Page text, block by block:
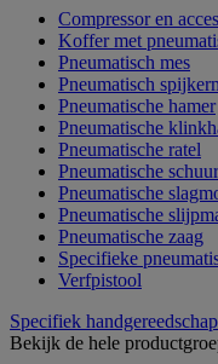
Compressor en
Koffer met
Pneumatisch mes
Pneumatisch
Pneumatische hamer
Pneumatische
Pneumatische ratel
Pneumatische
Pneumatische
Pneumatische
Pneumatische zaag
Specifieke
Verfpistool
Specifiek handgereedschap
Bekijk de hele